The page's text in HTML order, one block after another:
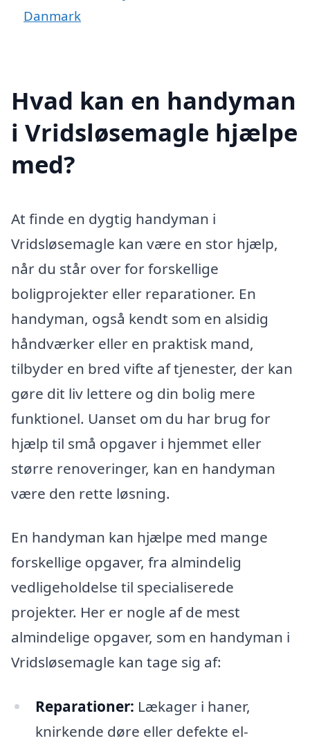
Danmark
Hvad kan en handyman
i Vridsløsemagle hjælpe
med?
At finde en dygtig handyman i
Vridsløsemagle kan være en stor hjælp,
når du står over for forskellige
boligprojekter eller reparationer. En
handyman, også kendt som en alsidig
håndværker eller en praktisk mand,
tilbyder en bred vifte af tjenester, der kan
gøre dit liv lettere og din bolig mere
funktionel. Uanset om du har brug for
hjælp til små opgaver i hjemmet eller
større renoveringer, kan en handyman
være den rette løsning.
En handyman kan hjælpe med mange
forskellige opgaver, fra almindelig
vedligeholdelse til specialiserede
projekter. Her er nogle af de mest
almindelige opgaver, som en handyman i
Vridsløsemagle kan tage sig af:
Reparationer: Lækager i haner,
knirkende døre eller defekte el-